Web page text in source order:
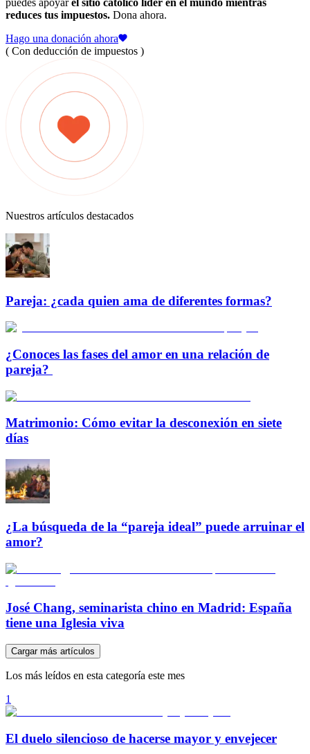
reduces tus impuestos. Dona ahora.
Hago una donación ahora
( Con deducción de impuestos )
Nuestros artículos destacados
Pareja: ¿cada quien ama de diferentes formas?
¿Conoces las fases del amor en una relación de
pareja?
Matrimonio: Cómo evitar la desconexión en siete
días
¿La búsqueda de la “pareja ideal” puede arruinar el
amor?
José Chang, seminarista chino en Madrid: España
tiene una Iglesia viva
Cargar más artículos
Los más leídos en esta categoría este mes
1
El duelo silencioso de hacerse mayor y envejecer